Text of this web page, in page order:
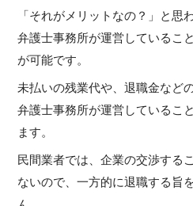
「それがメリットなの？」と思
弁護士事務所が運営しているこ
が可能です。
未払いの残業代や、退職金など
弁護士事務所が運営しているこ
ます。
民間業者では、企業の交渉する
ないので、一方的に退職する旨